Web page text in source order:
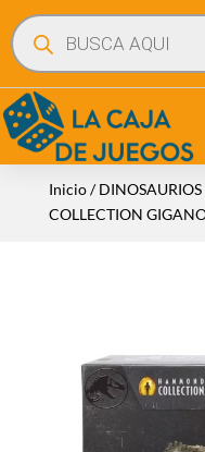
Búsqueda
de
productos
Inicio/DINOSAURIOS
COLLECTION